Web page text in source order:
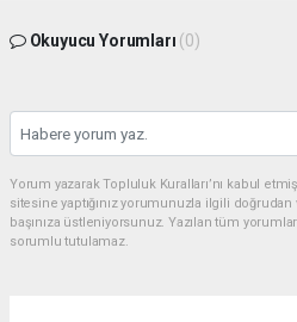
Okuyucu Yorumları (0)
Yorum yazarak Topluluk Kuralları’nı kabul
sitesine yaptığınız yorumunuzla ilgili
başınıza üstleniyorsunuz. Yazılan tüm
sorumlu tutulamaz.